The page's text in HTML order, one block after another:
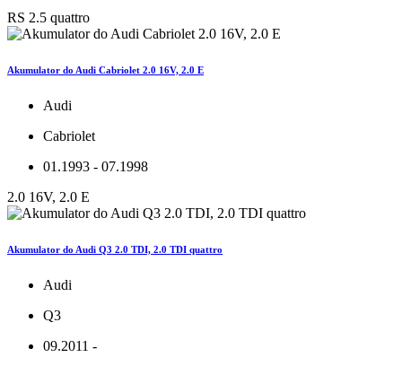
RS 2.5 quattro
Akumulator do Audi Cabriolet 2.0 16V, 2.0 E
Audi
Cabriolet
01.1993 - 07.1998
2.0 16V, 2.0 E
Akumulator do Audi Q3 2.0 TDI, 2.0 TDI quattro
Audi
Q3
09.2011 -